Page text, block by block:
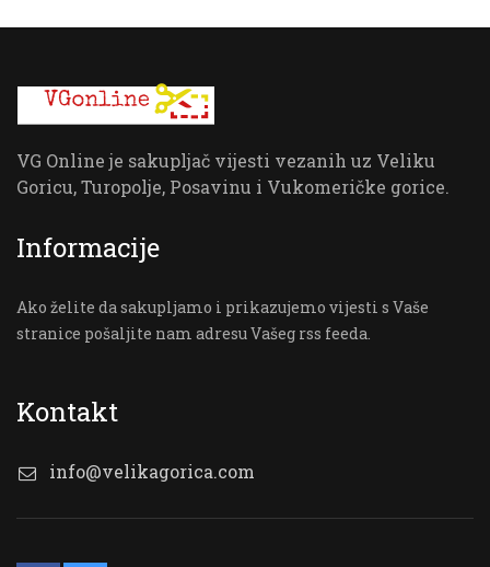
VG Online je sakupljač vijesti vezanih uz Veliku
Goricu, Turopolje, Posavinu i Vukomeričke gorice.
Informacije
Ako želite da sakupljamo i prikazujemo vijesti s Vaše
stranice pošaljite nam adresu Vašeg rss feeda.
Kontakt
info@velikagorica.com